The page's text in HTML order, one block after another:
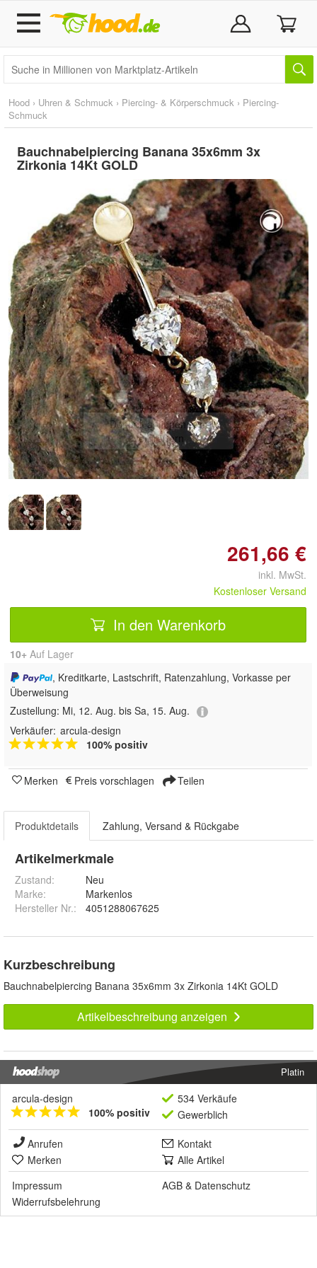
Hood › Uhren & Schmuck › Piercing- & Körperschmuck › Piercing-
Schmuck
Bauchnabelpiercing Banana 35x6mm 3x
Zirkonia 14Kt GOLD
Doppelt antippen zum
vergrößern
261,66 €
inkl. MwSt.
Kostenloser Versand
In den Warenkorb
10+ Auf Lager
, Kreditkarte, Lastschrift, Ratenzahlung, Vorkasse per
Überweisung
Zustellung: Mi, 12. Aug. bis Sa, 15. Aug.
Verkäufer: arcula-design
100% positiv
Merken Preis vorschlagen Teilen
Produktdetails Zahlung, Versand & Rückgabe
Artikelmerkmale
Zustand:
Neu
Marke:
Markenlos
Hersteller Nr.:
4051288067625
Kurzbeschreibung
Bauchnabelpiercing Banana 35x6mm 3x Zirkonia 14Kt GOLD
Artikelbeschreibung anzeigen
Platin
arcula-design
100% positiv
534 Verkäufe
Gewerblich
Anrufen
Kontakt
Merken
Alle Artikel
Impressum
AGB & Datenschutz
Widerrufsbelehrung